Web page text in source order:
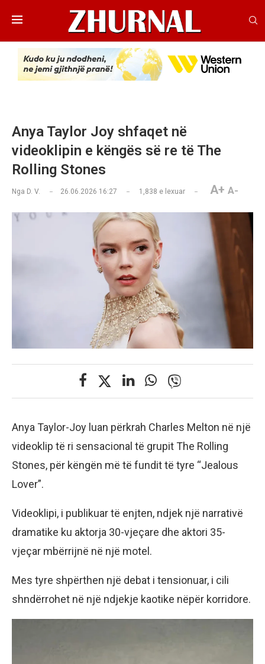
Anya Taylor Joy shfaqet në
videoklipin e këngës së re të The
Rolling Stones
Nga D. V. 26.06.2026 16:27 1,838 e lexuar A+ A-
Anya Taylor-Joy luan përkrah Charles Melton në një
videoklip të ri sensacional të grupit The Rolling
Stones, për këngën më të fundit të tyre “Jealous
Lover”.
Videoklipi, i publikuar të enjten, ndjek një narrativë
dramatike ku aktorja 30-vjeçare dhe aktori 35-
vjeçar mbërrijnë në një motel.
Mes tyre shpërthen një debat i tensionuar, i cili
shndërrohet në një ndjekje kaotike nëpër korridore.